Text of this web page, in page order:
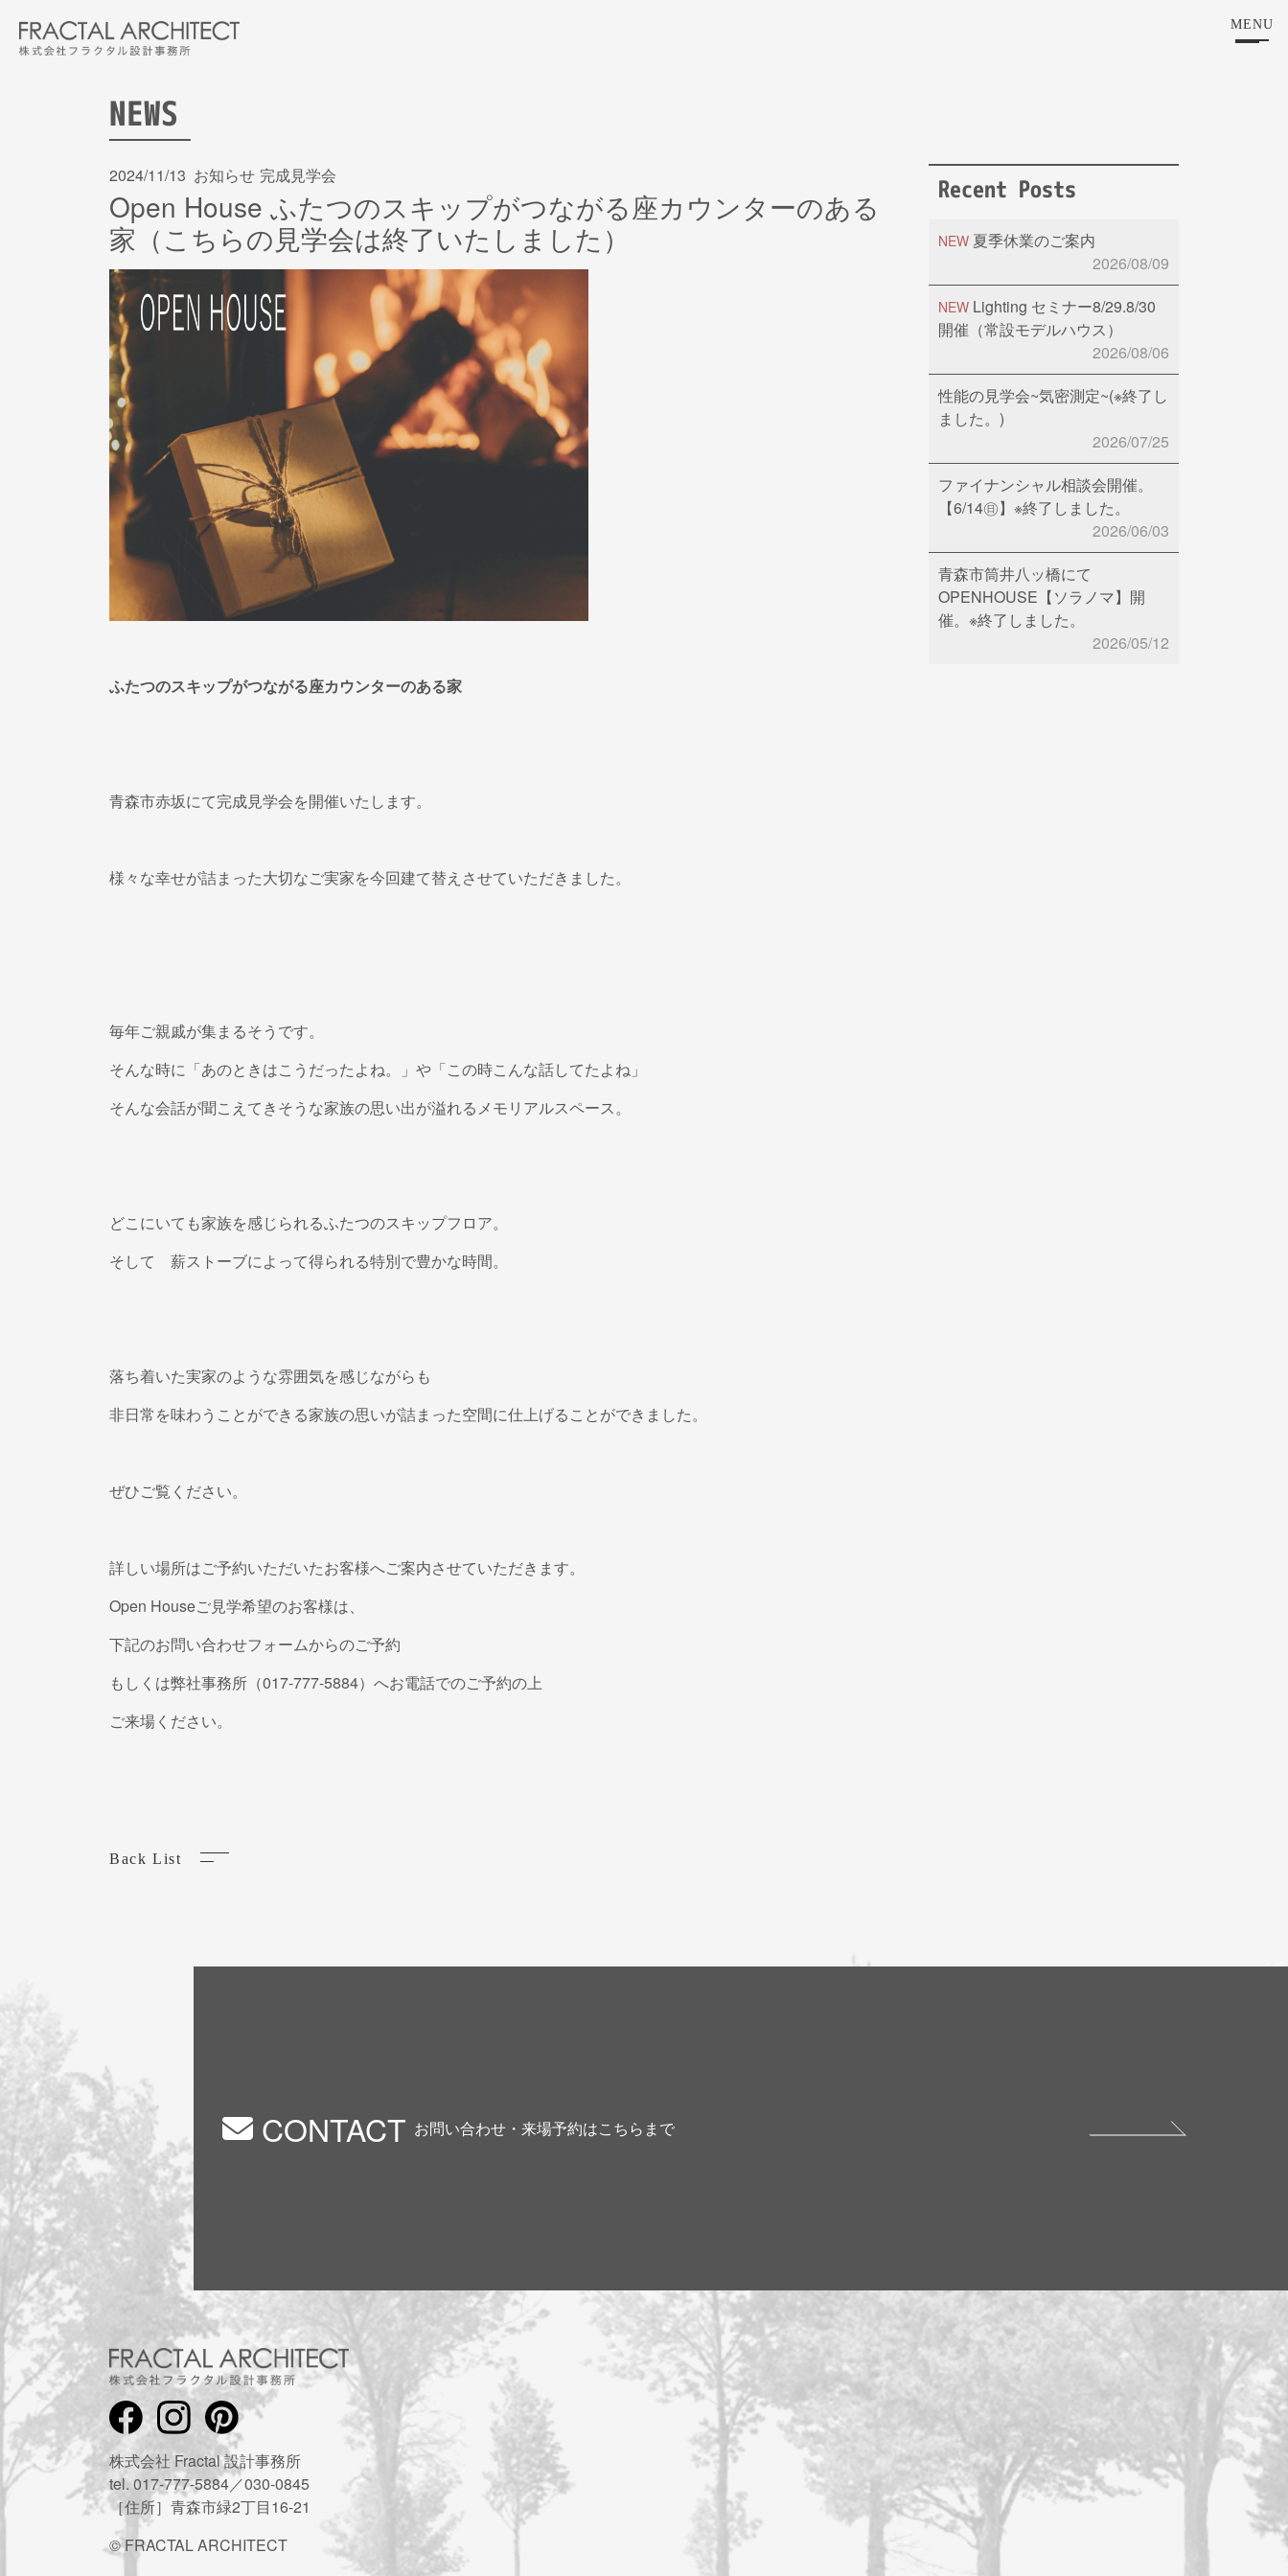
the
MENU
NEWS
2024/11/13 お知らせ 完成見学会
Open House ふたつのスキップがつながる座カウンターのある
家（こちらの見学会は終了いたしました）
ふたつのスキップがつながる座カウンターのある家
青森市赤坂にて完成見学会を開催いたします。
様々な幸せが詰まった大切なご実家を今回建て替えさせていただきました。
毎年ご親戚が集まるそうです。
そんな時に「あのときはこうだったよね。」や「この時こんな話してたよね」
そんな会話が聞こえてきそうな家族の思い出が溢れるメモリアルスペース。
どこにいても家族を感じられるふたつのスキップフロア。
そして 薪ストーブによって得られる特別で豊かな時間。
落ち着いた実家のような雰囲気を感じながらも
非日常を味わうことができる家族の思いが詰まった空間に仕上げることができました。
ぜひご覧ください。
詳しい場所はご予約いただいたお客様へご案内させていただきます。
Open Houseご見学希望のお客様は、
下記のお問い合わせフォームからのご予約
もしくは弊社事務所（017-777-5884）へお電話でのご予約の上
ご来場ください。
Back List
Recent Posts
NEW 夏季休業のご案内
2026/08/09
NEW Lighting セミナー8/29.8/30
開催（常設モデルハウス）
2026/08/06
性能の見学会~気密測定~(※終了し
ました。)
2026/07/25
ファイナンシャル相談会開催。
【6/14㊐】※終了しました。
2026/06/03
青森市筒井八ッ橋にて
OPENHOUSE【ソラノマ】開
催。※終了しました。
2026/05/12
CONTACT お問い合わせ・来場予約はこちらまで
株式会社 Fractal 設計事務所
tel. 017-777-5884／030-0845
［住所］青森市緑2丁目16-21
© FRACTAL ARCHITECT